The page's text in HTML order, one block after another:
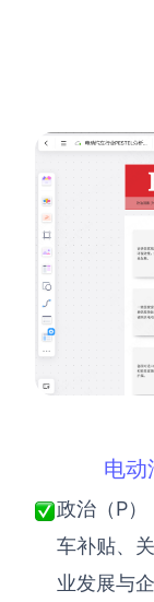
电
政治（P）
车补贴、
业发展与